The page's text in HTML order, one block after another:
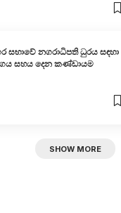
නගරාධිපති ධුරය සඳහා
සහය දෙන කණ්ඩායම
SHOW MORE